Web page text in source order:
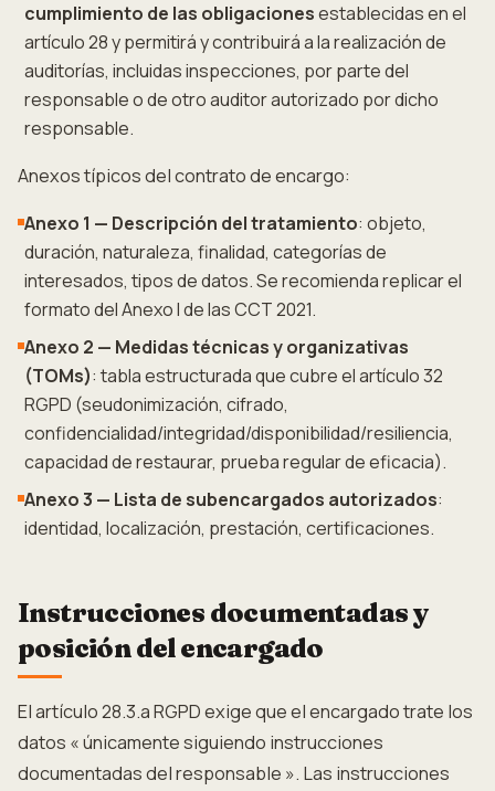
cumplimiento de las obligacionesestablecidas en el
artículo 28 y permitirá y contribuirá a la realización de
auditorías, incluidas inspecciones, por parte del
responsable o de otro auditor autorizado por dicho
responsable.
Anexos típicos del contrato de encargo:
Anexo 1 — Descripción del tratamiento: objeto,
duración, naturaleza, finalidad, categorías de
interesados, tipos de datos. Se recomienda replicar el
formato del Anexo I de las CCT 2021.
Anexo 2 — Medidas técnicas y organizativas
(TOMs): tabla estructurada que cubre el artículo 32
RGPD (seudonimización, cifrado,
confidencialidad/integridad/disponibilidad/resiliencia,
capacidad de restaurar, prueba regular de eficacia).
Anexo 3 — Lista de subencargados autorizados:
identidad, localización, prestación, certificaciones.
Instrucciones documentadas y
posición del encargado
El artículo 28.3.a RGPD exige que el encargado trate los
datos « únicamente siguiendo instrucciones
documentadas del responsable ». Las instrucciones